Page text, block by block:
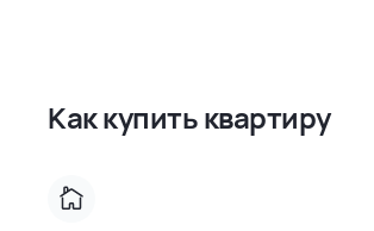
Как купить квартиру